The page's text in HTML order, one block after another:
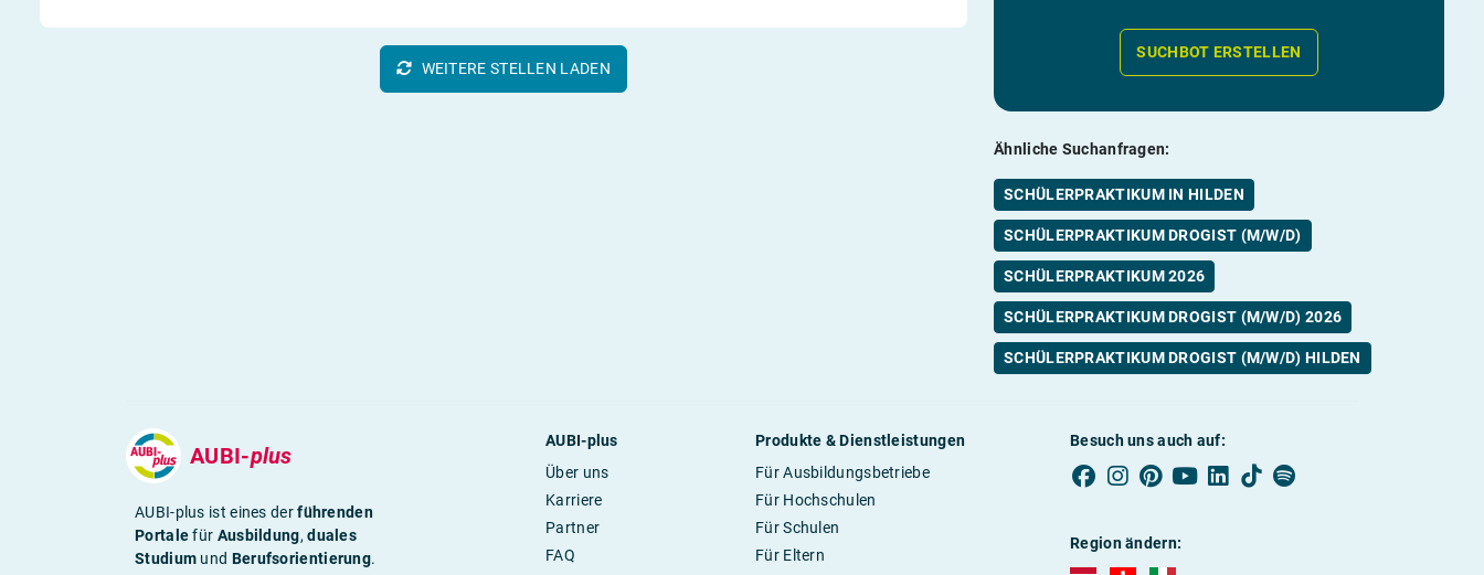
SUCHBOT ERSTELLEN
Ähnliche Suchanfragen:
SCHÜLERPRAKTIKUM IN HILDEN
SCHÜLERPRAKTIKUM DROGIST (M/W/D)
SCHÜLERPRAKTIKUM 2026
SCHÜLERPRAKTIKUM DROGIST (M/W/D) 2026
SCHÜLERPRAKTIKUM DROGIST (M/W/D) HILDEN
WEITERE STELLEN LADEN
AUBI-plus
AUBI-plus ist eines derführenden
Portalefür Ausbildung,duales
Studium und Berufsorientierung.
AUBI-plus
Über uns
Karriere
Partner
FAQ
Produkte & Dienstleistungen
Für Ausbildungsbetriebe
Für Hochschulen
Für Schulen
Für Eltern
Besuch uns auch auf:
Region ändern: